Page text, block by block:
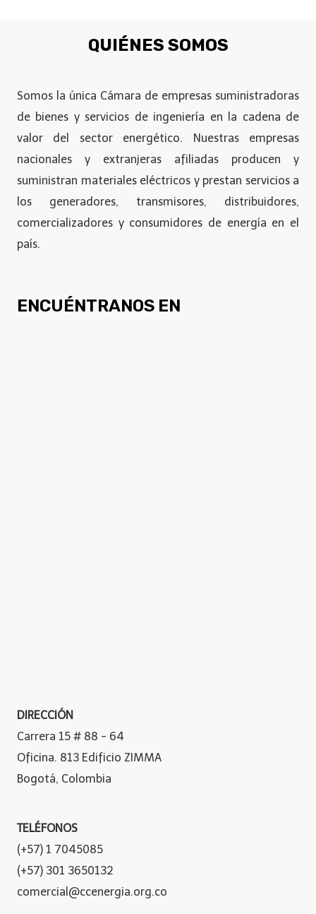
QUIÉNES SOMOS
Somos la única Cámara de empresas suministradoras
de bienes y servicios de ingeniería en la cadena de
valor del sector energético. Nuestras empresas
nacionales y extranjeras afiliadas producen y
suministran materiales eléctricos y prestan servicios a
los generadores, transmisores, distribuidores,
comercializadores y consumidores de energía en el
país.
ENCUÉNTRANOS EN
DIRECCIÓN
Carrera 15 # 88 - 64
Oficina. 813 Edificio ZIMMA
Bogotá, Colombia
TELÉFONOS
(+57) 1 7045085
(+57) 301 3650132
comercial@ccenergia.org.co